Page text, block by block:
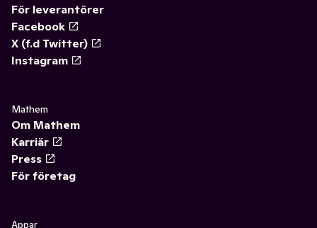
För leverantörer
Facebook
X (f.d Twitter)
Instagram
Mathem
Om Mathem
Karriär
Press
För företag
Appar